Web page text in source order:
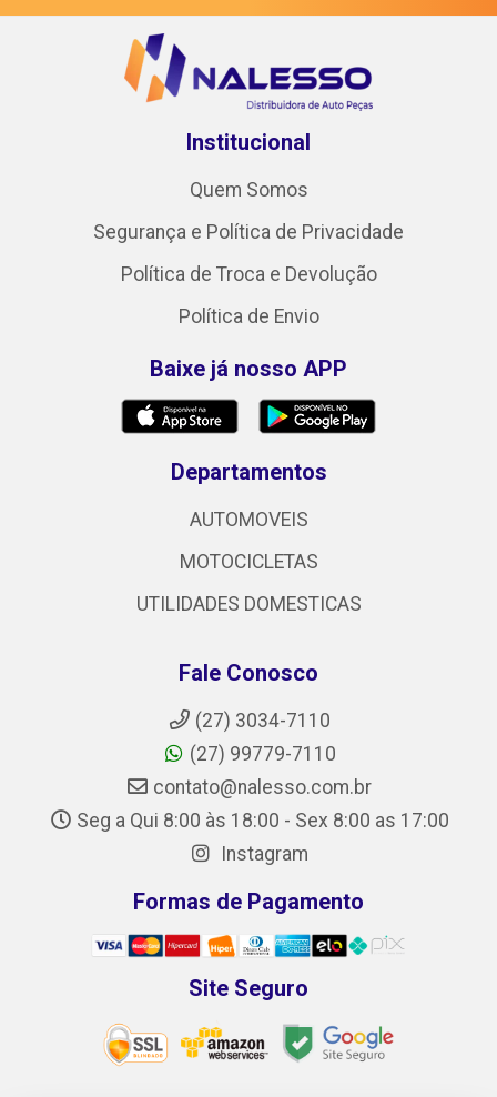
Institucional
Quem Somos
Segurança e Política de Privacidade
Política de Troca e Devolução
Política de Envio
Baixe já nosso APP
Departamentos
AUTOMOVEIS
MOTOCICLETAS
UTILIDADES DOMESTICAS
Fale Conosco
(27) 3034-7110
(27) 99779-7110
contato@nalesso.com.br
Seg a Qui 8:00 às 18:00 - Sex 8:00 as 17:00
Instagram
Formas de Pagamento
Site Seguro